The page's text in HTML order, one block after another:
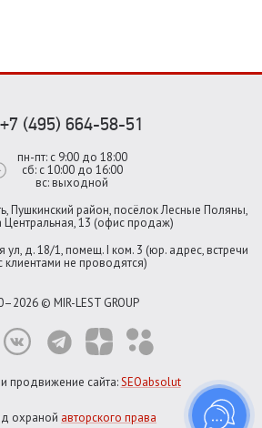
+7 (495) 664-58-51
пн-пт: с 9:00 до 18:00
сб: с 10:00 до 16:00
вс: выходной
Пушкинский район, посёлок Лесные Поляны,
Центральная, 13 (офис продаж)
ул, д. 18/1, помещ. I ком. 3 (юр. адрес, встречи
клиентами не проводятся)
© MIR-LEST GROUP
продвижение сайта:SEOabsolut
охраной авторского права